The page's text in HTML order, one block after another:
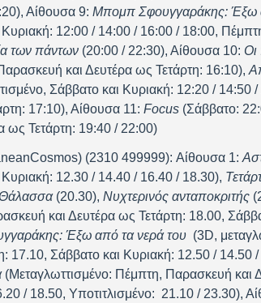
Αίθουσα 9: Μπομπ Σφουγγαράκης: Έξω
Κυριακή: 12:00 / 14:00 / 16:00 / 18:00,
των πάντων (20:00 / 22:30), Αίθουσα 10: Οι
και Δευτέρα ως Τετάρτη: 16:10),
Σάββατο και Κυριακή: 12:20 / 14:50
17:10), Αίθουσα 11: Focus (Σάββατο:
ως Τετάρτη: 19:40 / 22:00)
(2310 499999): Αίθουσα 1:
Κυριακή: 12.30 / 14.40 / 16.40 / 18.30),
(20.30), Νυχτερινός ανταποκριτής
και Δευτέρα ως Τετάρτη: 18.00,
Έξω από τα νερά του (3D,
17.10, Σάββατο και Κυριακή: 12.50 / 14.50
(Μεταγλωττισμένο: Πέμπτη, Παρασκευή και
/ 18.50, Υποτιτλισμένο: 21.10 / 23.30),